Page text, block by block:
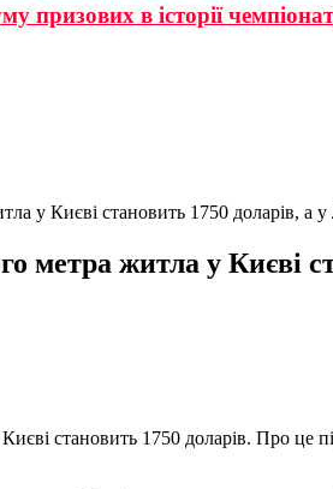
призових в історії
у Києві становить 1750 доларів, а
метра житла у Києві
становить 1750 доларів. Про це